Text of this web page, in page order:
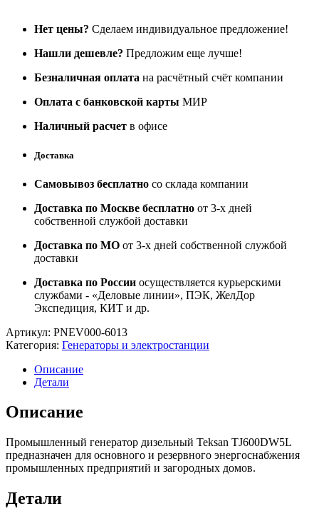
Нет цены? Сделаем индивидуальное предложение!
Нашли дешевле? Предложим еще лучше!
Безналичная оплата на расчётный счёт компании
Оплата с банковской карты МИР
Наличный расчет в офисе
Доставка
Самовывоз бесплатно со склада компании
Доставка по Москве бесплатно от 3-х дней
собственной службой доставки
Доставка по МО от 3-х дней собственной службой
доставки
Доставка по России осуществляется курьерскими
службами - «Деловые линии», ПЭК, ЖелДор
Экспедиция, КИТ и др.
Артикул: PNEV000-6013
Категория: Генераторы и электростанции
Описание
Детали
Описание
Промышленный генератор дизельный Teksan TJ600DW5L
предназначен для основного и резервного энергоснабжения
промышленных предприятий и загородных домов.
Детали